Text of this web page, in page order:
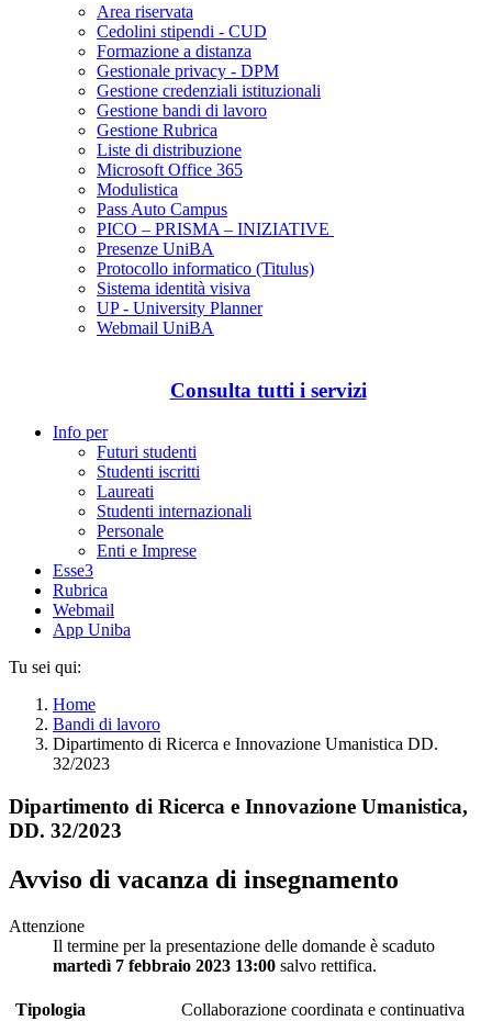
Area riservata
Cedolini stipendi - CUD
Formazione a distanza
Gestionale privacy - DPM
Gestione credenziali istituzionali
Gestione bandi di lavoro
Gestione Rubrica
Liste di distribuzione
Microsoft Office 365
Modulistica
Pass Auto Campus
PICO – PRISMA – INIZIATIVE
Presenze UniBA
Protocollo informatico (Titulus)
Sistema identità visiva
UP - University Planner
Webmail UniBA
Consulta tutti i servizi
Info per
Futuri studenti
Studenti iscritti
Laureati
Studenti internazionali
Personale
Enti e Imprese
Esse3
Rubrica
Webmail
App Uniba
Tu sei qui:
Home
Bandi di lavoro
Dipartimento di Ricerca e Innovazione Umanistica DD.
32/2023
Dipartimento di Ricerca e Innovazione Umanistica,
DD. 32/2023
Avviso di vacanza di insegnamento
Attenzione
Il termine per la presentazione delle domande è scaduto
martedì 7 febbraio 2023 13:00 salvo rettifica.
Tipologia
Collaborazione coordinata e continuativa